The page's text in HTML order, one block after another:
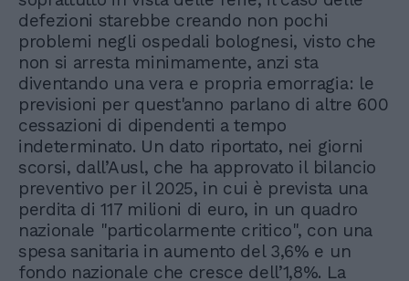
defezioni starebbe creando non pochi
problemi negli ospedali bolognesi, visto che
non si arresta minimamente, anzi sta
diventando una vera e propria emorragia: le
previsioni per quest'anno parlano di altre 600
cessazioni di dipendenti a tempo
indeterminato. Un dato riportato, nei giorni
scorsi, dall’Ausl, che ha approvato il bilancio
preventivo per il 2025, in cui è prevista una
perdita di 117 milioni di euro, in un quadro
nazionale "particolarmente critico", con una
spesa sanitaria in aumento del 3,6% e un
fondo nazionale che cresce dell’1,8%. La